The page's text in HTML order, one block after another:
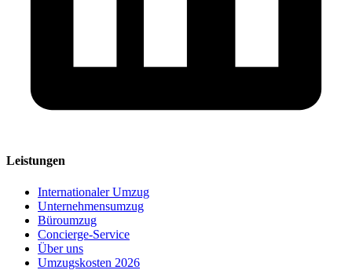
Leistungen
Internationaler Umzug
Unternehmensumzug
Büroumzug
Concierge-Service
Über uns
Umzugskosten 2026